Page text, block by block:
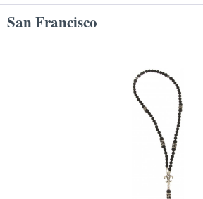
San Francisco